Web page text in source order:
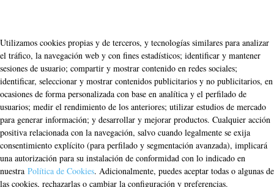
Utilizamos cookies propias y de terceros, y tecnologías similares para analizar
el tráfico, la navegación web y con fines estadísticos; identificar y mantener
sesiones de usuario; compartir y mostrar contenido en redes sociales;
identificar, seleccionar y mostrar contenidos publicitarios y no publicitarios, en
ocasiones de forma personalizada con base en analítica y el perfilado de
usuarios; medir el rendimiento de los anteriores; utilizar estudios de mercado
para generar información; y desarrollar y mejorar productos. Cualquier acción
positiva relacionada con la navegación, salvo cuando legalmente se exija
consentimiento explícito (para perfilado y segmentación avanzada), implicará
una autorización para su instalación de conformidad con lo indicado en
nuestra Política de Cookies. Adicionalmente, puedes aceptar todas o algunas de
las cookies, rechazarlas o cambiar la configuración y preferencias.